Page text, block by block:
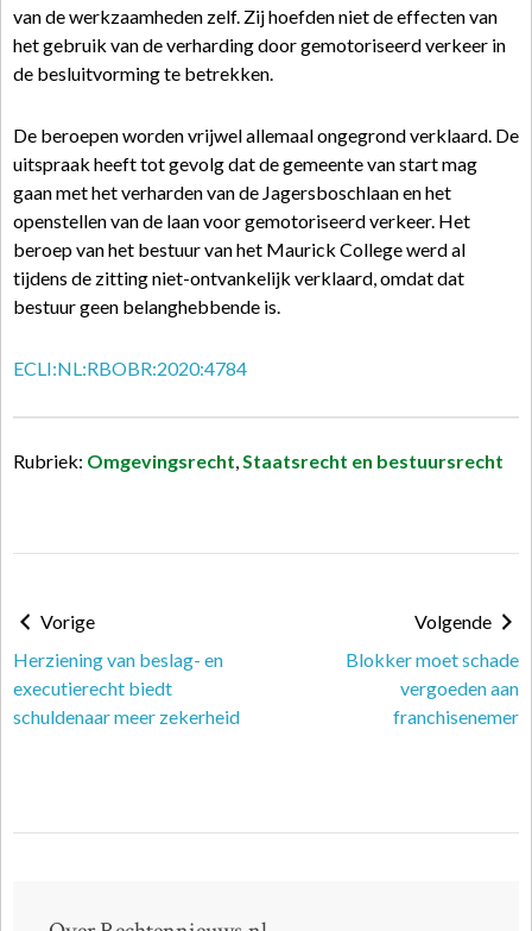
van de werkzaamheden zelf. Zij hoefden niet de effecten van
het gebruik van de verharding door gemotoriseerd verkeer in
de besluitvorming te betrekken.
De beroepen worden vrijwel allemaal ongegrond verklaard. De
uitspraak heeft tot gevolg dat de gemeente van start mag
gaan met het verharden van de Jagersboschlaan en het
openstellen van de laan voor gemotoriseerd verkeer. Het
beroep van het bestuur van het Maurick College werd al
tijdens de zitting niet-ontvankelijk verklaard, omdat dat
bestuur geen belanghebbende is.
ECLI:NL:RBOBR:2020:4784
Rubriek: Omgevingsrecht,Staatsrecht en bestuursrecht
Vorige
Herziening van beslag- en
executierecht biedt
schuldenaar meer zekerheid
Volgende
Blokker moet schade
vergoeden aan
franchisenemer